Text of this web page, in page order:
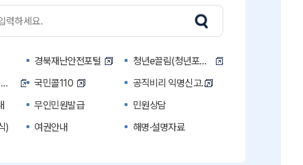
경북재난안전포털
청년e끌림(청년포털)
국민콜110
공직비리 익명신고
무인민원발급
민원상담
) 여권안내
해명·설명자료